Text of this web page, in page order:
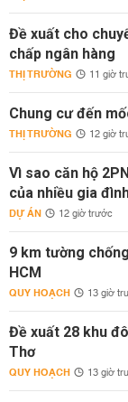
Đề xuất cho
chấp ngân hàng
THỊ TRƯỜNG 11 giờ
Chung cư đến
THỊ TRƯỜNG 12 giờ
Vì sao căn hộ
của nhiều gia
DỰ ÁN 12 giờ trước
9 km tường
HCM
QUY HOẠCH 13 giờ
Đề xuất 28 khu
Thơ
QUY HOẠCH 13 giờ